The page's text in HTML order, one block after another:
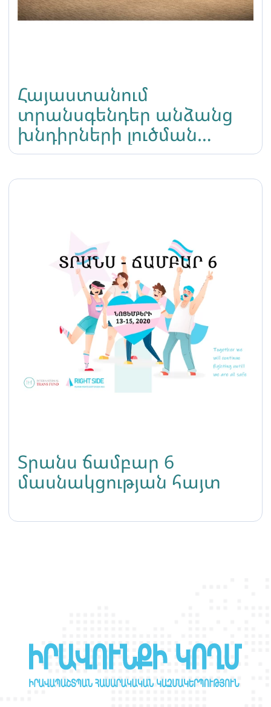
Հայաստանում
տրանսգենդեր անձանց
խնդիրների լուծման
տարբերակները
խորագրով կլոր-սեղան
Տրանս ճամբար 6
մասնակցության հայտ